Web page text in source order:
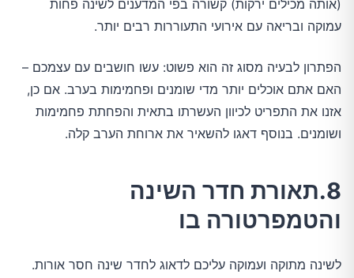
(אותה מכילים ירקות) קשורה בפי המדענים לשינה פחות
עמוקה ובריאה עם אירועי התעוררות רבים יותר.
הפתרון לבעיה מסוג זה הוא פשוט: עשו חושבים עם עצמכם –
האם אתם אוכלים יותר מדי שומנים ופחמימות בערב. אם כן,
אזנו את התפריט לכיוון העשרתו בתאית והפחתת פחמימות
ושומנים. בנוסף דאגו להשאיר את ארוחת הערב קלה.
8.תאורת חדר השינה
והטמפרטורה בו
לשינה מתוקה ועמוקה עליכם לדאוג לחדר שינה חסר אורות.